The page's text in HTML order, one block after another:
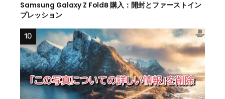
Samsung Galaxy Z Fold8 購入：開封とファーストイン
プレッション